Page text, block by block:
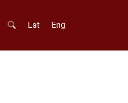
Lat Eng